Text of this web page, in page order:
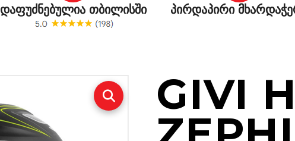
დაფუძნებულია თბილისში პირდაპირი
GIVI